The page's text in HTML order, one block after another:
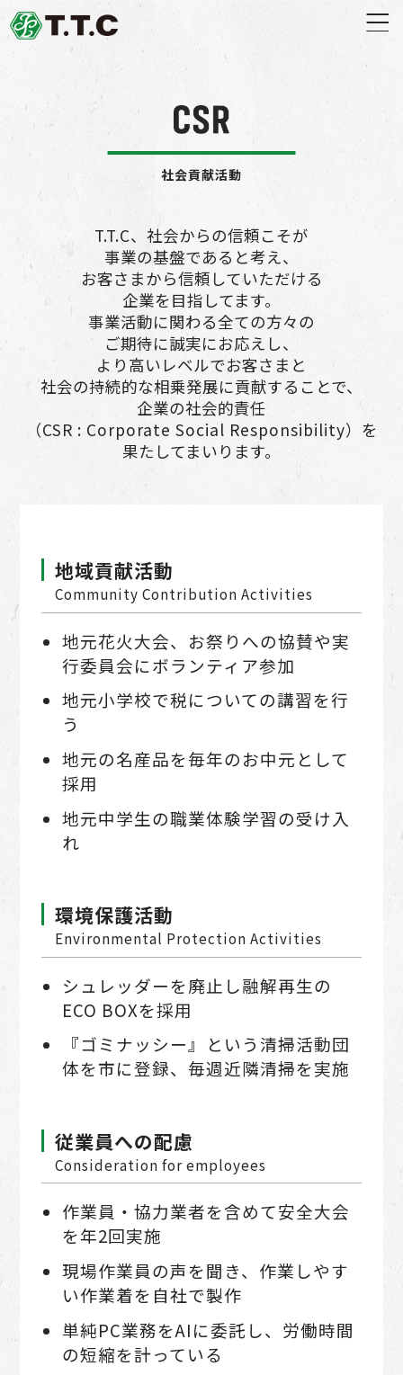
社会貢献活動
T.T.C、社会からの信頼こそが
事業の基盤であると考え、
お客さまから信頼していただける
企業を目指してます。
事業活動に関わる全ての方々の
ご期待に誠実にお応えし、
より高いレベルでお客さまと
社会の持続的な相乗発展に貢献することで、
企業の社会的責任
（CSR : Corporate Social Responsibility）を
果たしてまいります。
地域貢献活動
Community Contribution Activities
地元花⽕⼤会、お祭りへの協賛や実
⾏委員会にボランティア参加
地元⼩学校で税についての講習を⾏
う
地元の名産品を毎年のお中元として
採用
地元中学生の職業体験学習の受け入
れ
環境保護活動
Environmental Protection Activities
シュレッダーを廃⽌し融解再⽣の
ECO BOXを採⽤
『ゴミナッシー』という清掃活動団
体を市に登録、毎週近隣清掃を実施
従業員への配慮
Consideration for employees
作業員・協⼒業者を含めて安全⼤会
を年2回実施
現場作業員の声を聞き、作業しやす
い作業着を⾃社で製作
単純PC業務をAIに委託し、労働時間
の短縮を計っている